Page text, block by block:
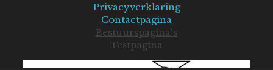
Privacyverklaring
Contactpagina
Bestuurspagina's
Testpagina